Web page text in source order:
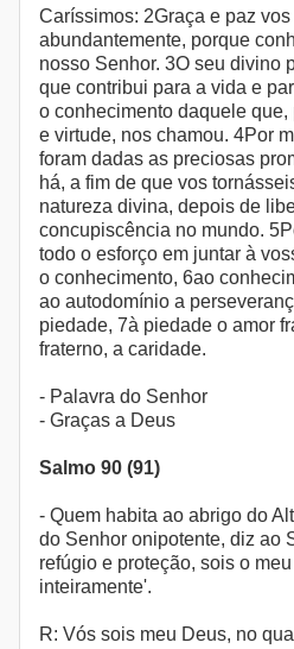
Caríssimos: 2Graça e paz
abundantemente, porque
nosso Senhor. 3O seu divino
que contribui para a vida e
o conhecimento daquele
e virtude, nos chamou. 4Por
foram dadas as preciosas
há, a fim de que vos
natureza divina, depois de
concupiscência no mundo.
todo o esforço em juntar à
o conhecimento, 6ao
ao autodomínio a
piedade, 7à piedade o amor
fraterno, a caridade.
- Palavra do Senhor
- Graças a Deus
Salmo 90 (91)
- Quem habita ao abrigo do
do Senhor onipotente, diz ao
refúgio e proteção, sois o
inteiramente'.
R: Vós sois meu Deus, no